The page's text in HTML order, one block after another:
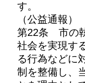
す。
（公益通報）
第22条 市の
社会を実現す
る行為などに
制を整備し、